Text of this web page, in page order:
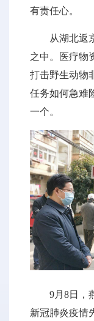
有责任心。
从湖北返
之中。医疗物
打击野生动
任务如何急难
一个。
9月8日，
新冠肺炎疫情